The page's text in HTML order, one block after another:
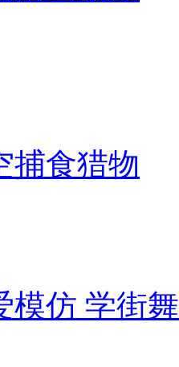
捕食猎物
模仿 学街